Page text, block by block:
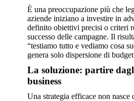
È una preoccupazione più che
aziende iniziano a investire in
definito obiettivi precisi o criteri
successo delle campagne. Il
“testiamo tutto e vediamo cosa
genera solo dispersione di
La soluzione: partire
business
Una strategia efficace non nasce